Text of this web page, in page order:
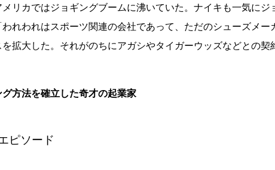
リカではジョギングブームに沸いていた。ナイキも一気に
れわれはスポーツ関連の会社であって、ただのシューズメ
拡大した。それがのちにアガシやタイガーウッズなどとの契
方法を確立した奇才の起業家
ピソード